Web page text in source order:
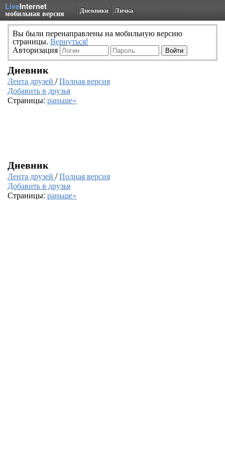
LiveInternet
мобильная версия Дневники Личка
Вы были перенаправлены на мобильную версию
страницы. Вернуться!
Авторизация
Дневник
Лента друзей /Полная версия
Добавить в друзья
Страницы: раньше»
Дневник
Лента друзей /Полная версия
Добавить в друзья
Страницы: раньше»